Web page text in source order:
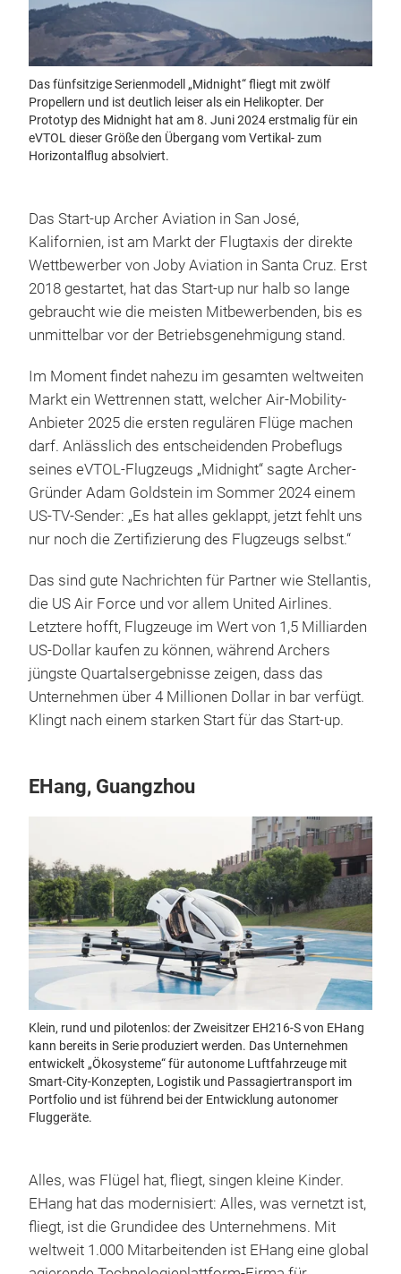
Das fünfsitzige Serienmodell „Midnight“ fliegt mit zwölf
Propellern und ist deutlich leiser als ein Helikopter. Der
Prototyp des Midnight hat am 8. Juni 2024 erstmalig für ein
eVTOL dieser Größe den Übergang vom Vertikal- zum
Horizontalflug absolviert.
Das Start-up Archer Aviation in San José,
Kalifornien, ist am Markt der Flugtaxis der direkte
Wettbewerber von Joby Aviation in Santa Cruz. Erst
2018 gestartet, hat das Start-up nur halb so lange
gebraucht wie die meisten Mitbewerbenden, bis es
unmittelbar vor der Betriebsgenehmigung stand.
Im Moment findet nahezu im gesamten weltweiten
Markt ein Wettrennen statt, welcher Air-Mobility-
Anbieter 2025 die ersten regulären Flüge machen
darf. Anlässlich des entscheidenden Probeflugs
seines eVTOL-Flugzeugs „Midnight“ sagte Archer-
Gründer Adam Goldstein im Sommer 2024 einem
US-TV-Sender: „Es hat alles geklappt, jetzt fehlt uns
nur noch die Zertifizierung des Flugzeugs selbst.“
Das sind gute Nachrichten für Partner wie Stellantis,
die US Air Force und vor allem United Airlines.
Letztere hofft, Flugzeuge im Wert von 1,5 Milliarden
US-Dollar kaufen zu können, während Archers
jüngste Quartalsergebnisse zeigen, dass das
Unternehmen über 4 Millionen Dollar in bar verfügt.
Klingt nach einem starken Start für das Start-up.
EHang, Guangzhou
Klein, rund und pilotenlos: der Zweisitzer EH216-S von EHang
kann bereits in Serie produziert werden. Das Unternehmen
entwickelt „Ökosysteme“ für autonome Luftfahrzeuge mit
Smart-City-Konzepten, Logistik und Passagiertransport im
Portfolio und ist führend bei der Entwicklung autonomer
Fluggeräte.
Alles, was Flügel hat, fliegt, singen kleine Kinder.
EHang hat das modernisiert: Alles, was vernetzt ist,
fliegt, ist die Grundidee des Unternehmens. Mit
weltweit 1.000 Mitarbeitenden ist EHang eine global